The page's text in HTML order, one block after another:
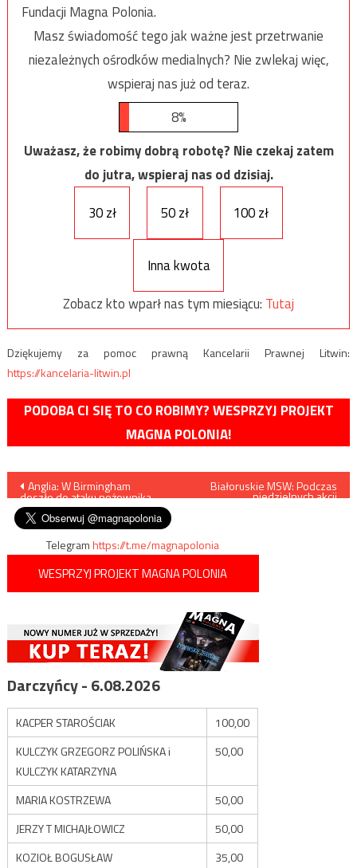
Fundacji Magna Polonia.
Masz świadomość tego jak ważne jest przetrwanie
niezależnych ośrodków medialnych? Nie zwlekaj więc,
wspieraj nas już od teraz.
8%
Uważasz, że robimy dobrą robotę? Nie czekaj zatem
do jutra, wspieraj nas od dzisiaj.
30 zł
50 zł 100 zł
Inna kwota
Zobacz kto wparł nas tym miesiącu: Tutaj
Dziękujemy za pomoc prawną Kancelarii Prawnej Litwin:
https://kancelaria-litwin.pl
PODOBA CI SIĘ TO CO ROBIMY? WESPRZYJ PROJEKT
MAGNA POLONIA!
Nawigacja
wpisu
Anglia: W Birmingham
doszło do ataku nożownika
Białoruskie MSW: Podczas
niedzielnych akcji
Telegramhttps://t.me/magnapolonia
WESPRZYJ PROJEKT MAGNA POLONIA
Darczyńcy - 6.08.2026
KACPER STAROŚCIAK
100,00
KULCZYK GRZEGORZ POLIŃSKA i
KULCZYK KATARZYNA
50,00
MARIA KOSTRZEWA
50,00
JERZY T MICHAJŁOWICZ
50,00
KOZIOŁ BOGUSŁAW
35,00